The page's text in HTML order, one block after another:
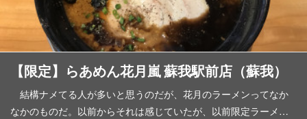
【限定】らあめん花月嵐 蘇我駅前店（蘇我）
結構ナメてる人が多いと思うのだが、花月のラーメンってなか
なかのものだ。以前からそれは感じていたが、以前限定ラーメ…